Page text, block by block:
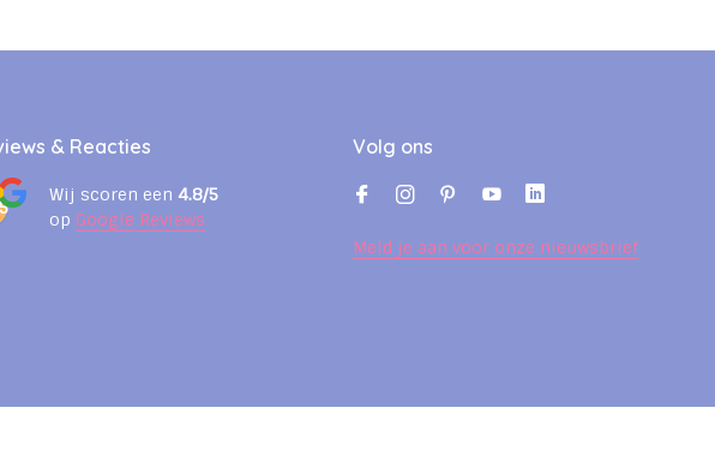
& Reacties
Wij scoren een 4.8/5
op Google Reviews
Volg ons
Meld je aan voor onze nieuwsbrief